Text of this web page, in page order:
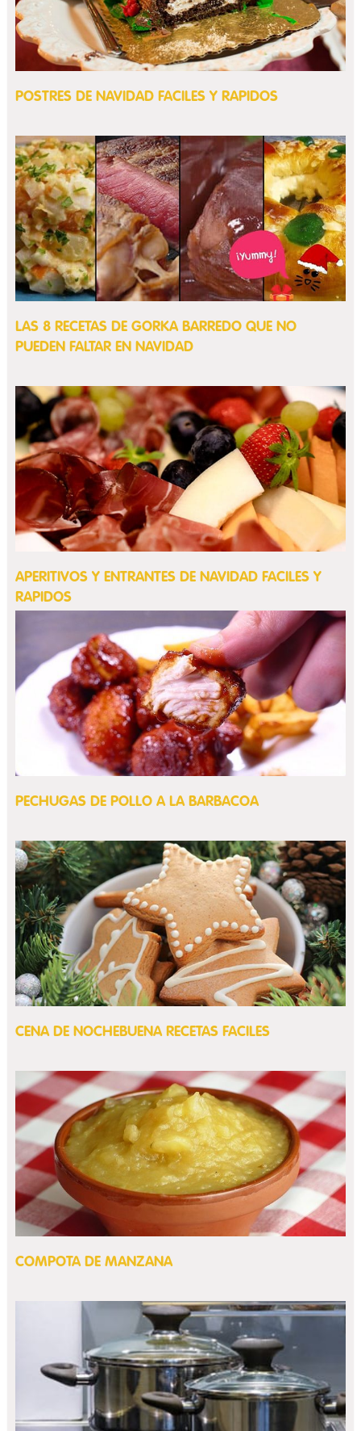
POSTRES DE NAVIDAD FACILES Y RAPIDOS
LAS 8 RECETAS DE GORKA BARREDO QUE NO
PUEDEN FALTAR EN NAVIDAD
APERITIVOS Y ENTRANTES DE NAVIDAD FACILES Y
RAPIDOS
PECHUGAS DE POLLO A LA BARBACOA
CENA DE NOCHEBUENA RECETAS FACILES
COMPOTA DE MANZANA